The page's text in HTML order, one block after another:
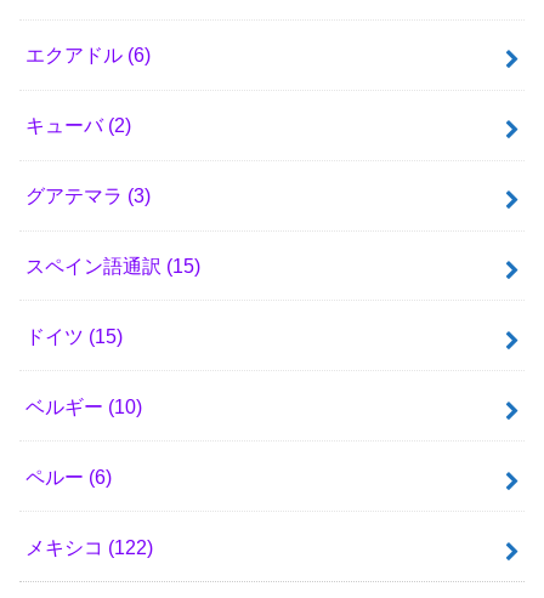
エクアドル (6)
キューバ (2)
グアテマラ (3)
スペイン語通訳 (15)
ドイツ (15)
ベルギー (10)
ペルー (6)
メキシコ (122)